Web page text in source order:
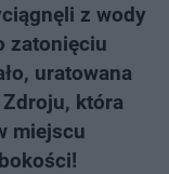
z wody
zatonięciu
uratowana
która
miejscu